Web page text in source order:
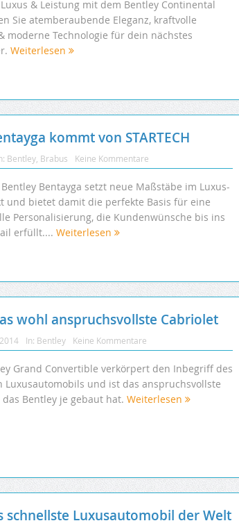
& Leistung mit dem Bentley Continental
Sie atemberaubende Eleganz, kraftvolle
moderne Technologie für dein nächstes
Weiterlesen
kommt von STARTECH
Bentley Brabus Keine Kommentare
Bentayga setzt neue Maßstäbe im Luxus-
und bietet damit die perfekte Basis für eine
Personalisierung, die Kundenwünsche bis ins
erfüllt.... Weiterlesen
wohl anspruchsvollste Cabriolet
In: Bentley Keine Kommentare
Grand Convertible verkörpert den Inbegriff des
Luxusautomobils und ist das anspruchsvollste
das Bentley je gebaut hat. Weiterlesen
schnellste Luxusautomobil der Welt